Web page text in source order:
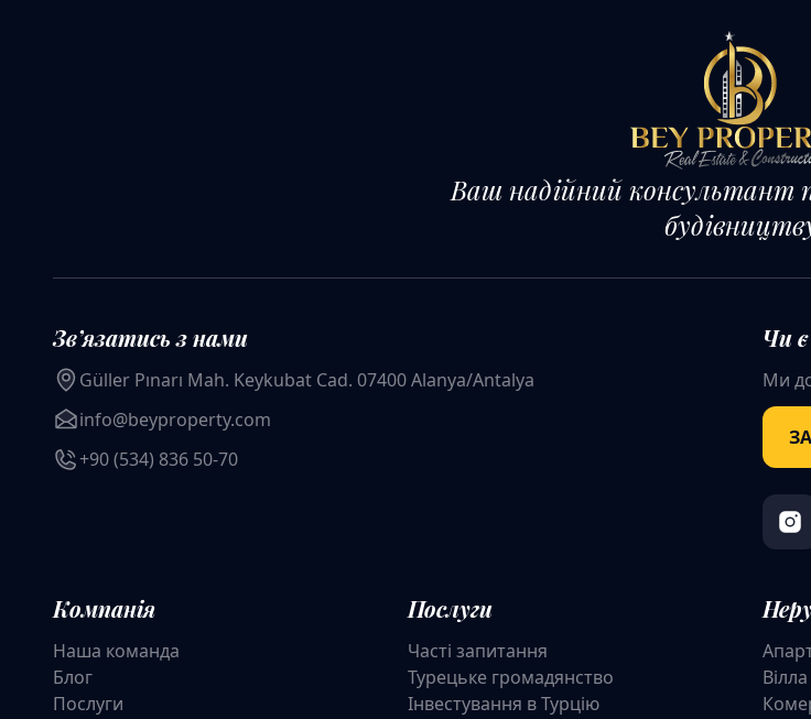
Ваш надійний консультант
Звʼязатись з нами
Güller Pınarı Mah. Keykubat Cad. 07400 Alanya/Antalya
info@beyproperty.com
+90 (534) 836 50-70
Компанія
Наша команда
Блог
Послуги
Послуги
Часті запитання
Турецьке громадянство
Інвестування в Турцію
Вілла
Чи
Ми